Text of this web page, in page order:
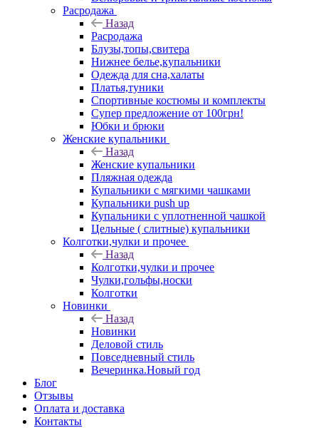
Расродажа
Назад
Расродажа
Блузы,топы,свитера
Нижнее белье,купальники
Одежда для сна,халаты
Платья,туники
Спортивные костюмы и комплекты
Супер предложение от 100грн!
Юбки и брюки
Женские купальники
Назад
Женские купальники
Пляжная одежда
Купальники с мягкими чашками
Купальники push up
Купальники с уплотненной чашкой
Цельные ( слитные) купальники
Колготки,чулки и прочее
Назад
Колготки,чулки и прочее
Чулки,гольфы,носки
Колготки
Новинки
Назад
Новинки
Деловой стиль
Повседневный стиль
Вечеринка.Новый год
Блог
Отзывы
Оплата и доставка
Контакты